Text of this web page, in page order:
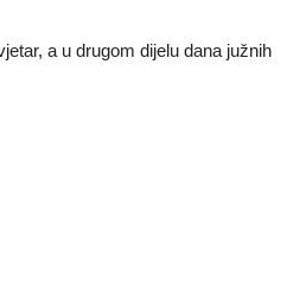
a u drugom dijelu dana južnih